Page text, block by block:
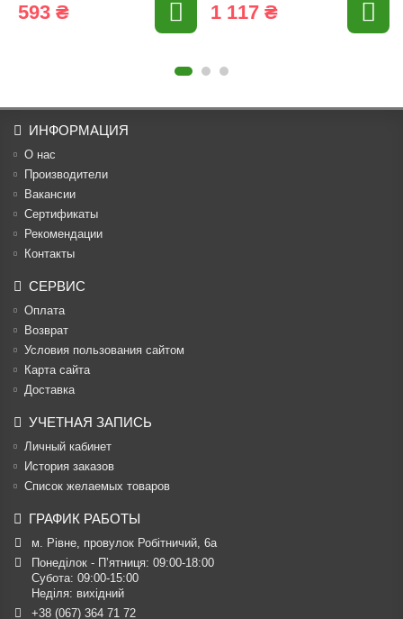
593 ₴ 1 117 ₴
ИНФОРМАЦИЯ
О нас
Производители
Вакансии
Cертификаты
Рекомендации
Контакты
СЕРВИС
Оплата
Возврат
Условия пользования сайтом
Карта сайта
Доставка
УЧЕТНАЯ ЗАПИСЬ
Личный кабинет
История заказов
Список желаемых товаров
ГРАФИК РАБОТЫ
м. Рівне, провулок Робітничий, 6а
Понеділок - П’ятниця: 09:00-18:00
Субота: 09:00-15:00
Неділя: вихідний
+38 (067) 364 71 72